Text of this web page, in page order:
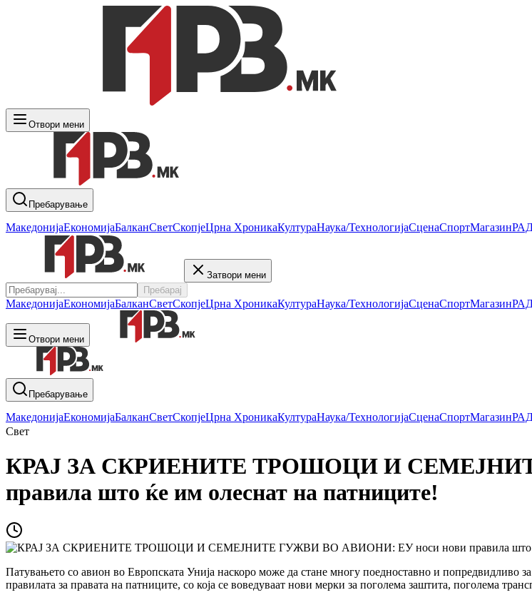
Отвори мени
Пребарување
МакедонијаЕкономијаБалканСветСкопјеЦрна ХроникаКултураНаука/ТехнологијаСценаСпортМагазин
Затвори мени
Пребарај
МакедонијаЕкономијаБалканСветСкопјеЦрна ХроникаКултураНаука/ТехнологијаСценаСпортМагазин
Отвори мени
Пребарување
МакедонијаЕкономијаБалканСветСкопјеЦрна ХроникаКултураНаука/ТехнологијаСценаСпортМагазин
Свет
КРАЈ ЗА СКРИЕНИТЕ ТРОШОЦИ И
правила што ќе им олеснат на патниците!
Патувањето со авион во Европската Унија наскоро може да стане многу поедноставно и
правилата за правата на патниците, со која се воведуваат нови мерки за поголема заштита, поголема